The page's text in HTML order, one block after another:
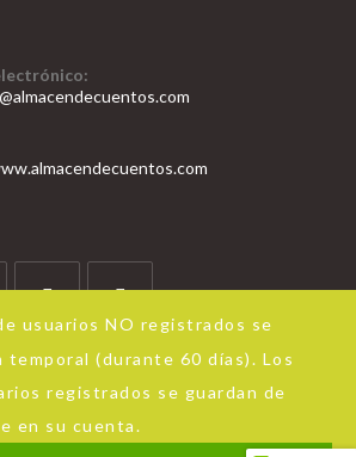
usuarios NO registrados se
temporal (durante 60 días). Los
registrados se guardan de
en su cuenta.
Cuentos Aviso Legal